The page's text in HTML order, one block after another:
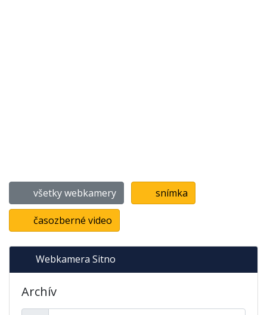
všetky webkamery snímka
časozberné video
Webkamera Sitno
Archív